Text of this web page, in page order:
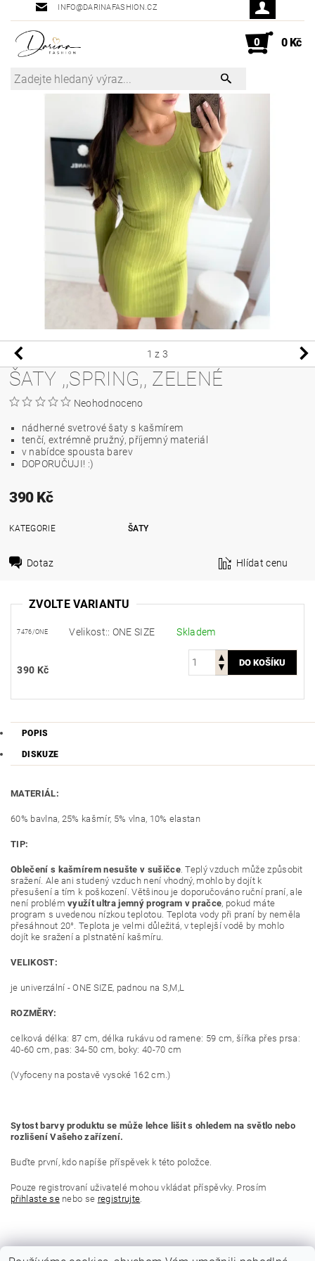
INFO@DARINAFASHION.CZ
0 0 Kč
1 z 3
ŠATY ,,SPRING,, ZELENÉ
Neohodnoceno
nádherné svetrové šaty s kašmírem
tenčí, extrémně pružný, příjemný materiál
v nabídce spousta barev
DOPORUČUJI! :)
390 Kč
KATEGORIE ŠATY
Dotaz Hlídat cenu
ZVOLTE VARIANTU
7476/ONE Velikost:: ONE SIZE Skladem
390 Kč
POPIS
DISKUZE
MATERIÁL:
60% bavlna, 25% kašmír, 5% vlna, 10% elastan
TIP:
Oblečení s kašmírem nesušte v sušičce. Teplý vzduch může způsobit
sražení. Ale ani studený vzduch není vhodný, mohlo by dojít k
přesušení a tím k poškození. Většinou je doporučováno ruční praní, ale
není problémvyužít ultra jemný program v pračce, pokud máte
program s uvedenou nízkou teplotou. Teplota vody při praní by neměla
přesáhnout 20°. Teplota je velmi důležitá, v teplejší vodě by mohlo
dojít ke sražení a plstnatění kašmíru.
VELIKOST:
je univerzální - ONE SIZE, padnou na S,M,L
ROZMĚRY:
celková délka: 87 cm, délka rukávu od ramene: 59 cm, šířka přes prsa:
40-60 cm, pas: 34-50 cm, boky: 40-70 cm
(Vyfoceny na postavě vysoké 162 cm.)
Sytost barvy produktu se může lehce lišit s ohledem na světlo nebo
rozlišení Vašeho zařízení.
Buďte první, kdo napíše příspěvek k této položce.
Pouze registrovaní uživatelé mohou vkládat příspěvky. Prosím
přihlaste senebo se registrujte.